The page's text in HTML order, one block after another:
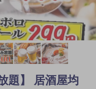
題】 居酒屋均